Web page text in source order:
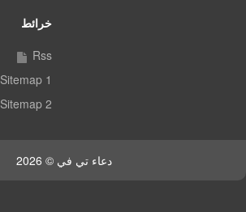
خرائط
Rss
Sitemap 1
Sitemap 2
دعاء تي في © 2026